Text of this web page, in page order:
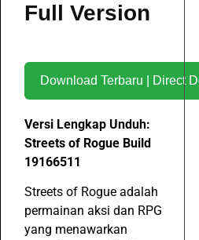
Full Version
Download
Versi Lengkap Unduh:
Streets of Rogue Build
19166511
Streets of Rogue adalah
permainan aksi dan RPG
yang menawarkan